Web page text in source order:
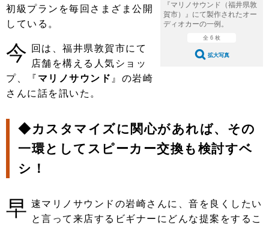
フィルム・ラッピング
ストップ 不具合修理＆粗悪修理
カーメーカー「旧車」関連プロジェ
クト
コラム
ショップ紹介
プロショップ検索
カーメーカー「旧車」関連プロジ
ェクト
コラム
イベント
イベント告知
『マリノサウンド（福井県敦
賀市）』にて製作されたオー
ディオカーの一例。
全 6 枚
拡大写真
初級プランを毎回さまざま公開
している。
今 回は、福井県敦賀市にて
店舗を構える人気ショッ
プ、『 マリノサウンド 』の岩崎
さんに話を訊いた。
◆カスタマイズに関心があれば、その
一環としてスピーカー交換も検討すベ
シ！
早 速マリノサウンドの岩崎さんに、音を良くしたい
と言って来店するビギナーにどんな提案をするこ